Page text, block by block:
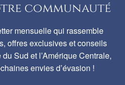
communauté
mensuelle qui rassemble
offres exclusives et conseils
Sud et l’Amérique Centrale,
envies d’évasion !